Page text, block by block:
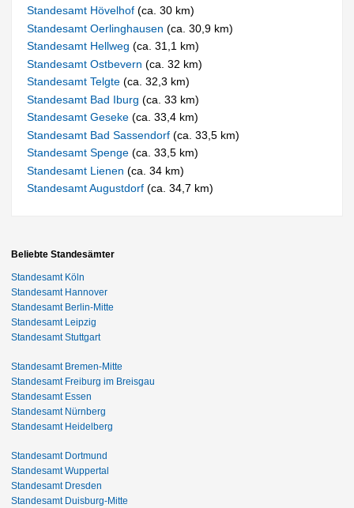
Standesamt Hövelhof(ca. 30 km)
Standesamt Oerlinghausen(ca. 30,9 km)
Standesamt Hellweg(ca. 31,1 km)
Standesamt Ostbevern(ca. 32 km)
Standesamt Telgte(ca. 32,3 km)
Standesamt Bad Iburg(ca. 33 km)
Standesamt Geseke(ca. 33,4 km)
Standesamt Bad Sassendorf(ca. 33,5 km)
Standesamt Spenge(ca. 33,5 km)
Standesamt Lienen(ca. 34 km)
Standesamt Augustdorf(ca. 34,7 km)
Beliebte Standesämter
Standesamt Köln
Standesamt Hannover
Standesamt Berlin-Mitte
Standesamt Leipzig
Standesamt Stuttgart
Standesamt Bremen-Mitte
Standesamt Freiburg im Breisgau
Standesamt Essen
Standesamt Nürnberg
Standesamt Heidelberg
Standesamt Dortmund
Standesamt Wuppertal
Standesamt Dresden
Standesamt Duisburg-Mitte